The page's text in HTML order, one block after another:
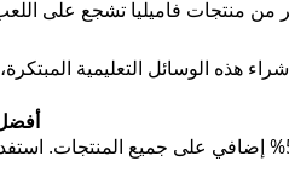
أفضل كود خصم فاميليا 2025 فقط عير تطبيق صحصح
لا تفوت فرصة التوفير مع كود خصم فاميليا الذي يمنحك خصم